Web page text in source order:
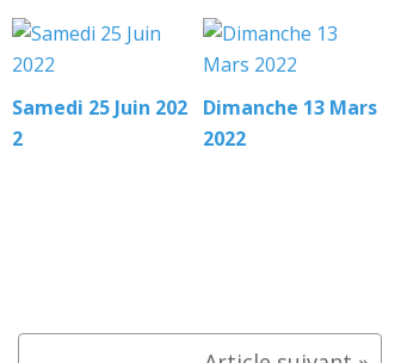
Samedi 25 Juin 202
2
Dimanche 13 Mars
2022